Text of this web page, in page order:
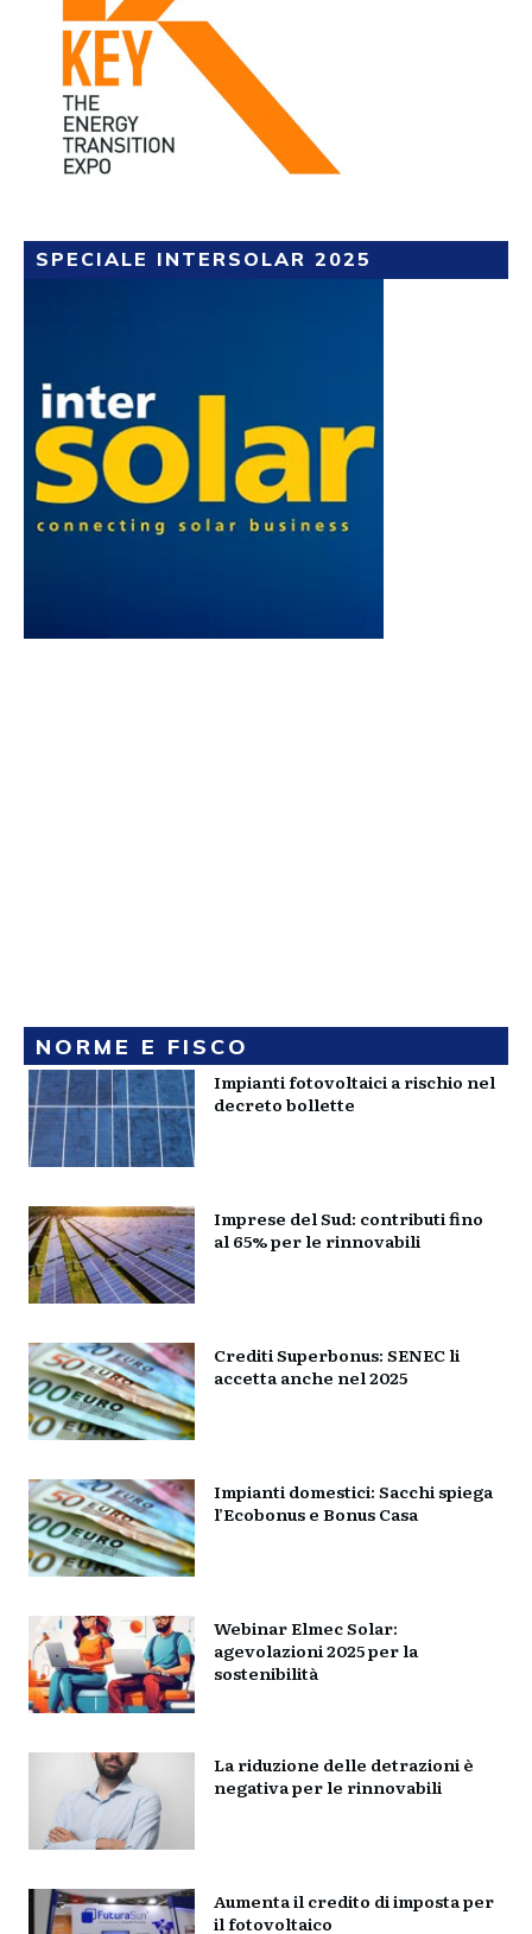
SPECIALE INTERSOLAR 2025
NORME E FISCO
Impianti fotovoltaici a rischio nel
decreto bollette
Imprese del Sud: contributi fino
al 65% per le rinnovabili
Crediti Superbonus: SENEC li
accetta anche nel 2025
Impianti domestici: Sacchi spiega
l’Ecobonus e Bonus Casa
Webinar Elmec Solar:
agevolazioni 2025 per la
sostenibilità
La riduzione delle detrazioni è
negativa per le rinnovabili
Aumenta il credito di imposta per
il fotovoltaico